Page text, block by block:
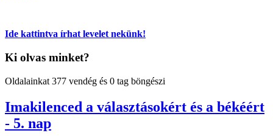
Ide kattintva írhat levelet nekünk!
Ki olvas minket?
Oldalainkat 377 vendég és 0 tag böngészi
Imakilenced a választásokért és a békéért
- 5. nap